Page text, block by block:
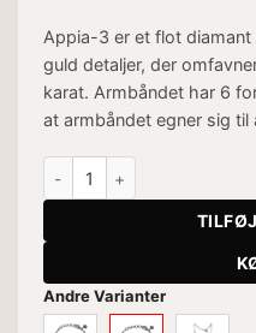
Appia-3 er et flot
guld detaljer, der
karat. Armbåndet har 6
at armbåndet egner sig til
Andre Varianter